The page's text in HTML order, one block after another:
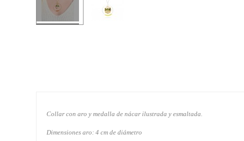
Collar con aro y medalla de nácar ilustrada y esmaltada.
Dimensiones aro: 4 cm de diámetro